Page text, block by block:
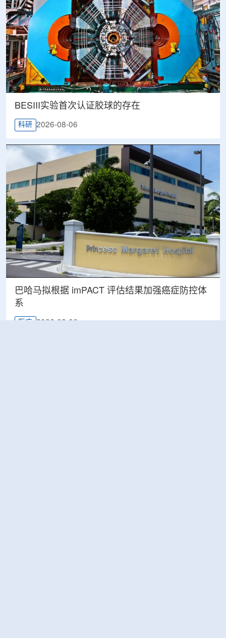
BESIII实验首次认证胶球的存在
科研 2026-08-06
巴哈马拟根据 imPACT 评估结果加强癌症防控体
系
医疗 2026-08-06